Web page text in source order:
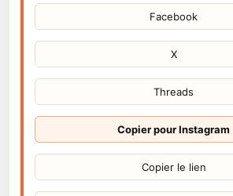
Facebook
X
Threads
Copier pour Instagram
Copier le lien